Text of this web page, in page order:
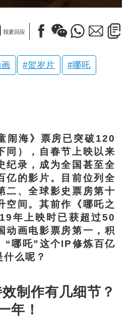
我要回应
贺岁片 哪吒
海》票房已突破120
同），自春节上映以来
纪录，成为全国甚至全
亿的影片。目前位列全
二、全球影史票房第十
空间。其前作《哪吒之
年上映时已获超过50
动画电影票房第一，积
“哪吒”这个IP修炼百亿
么呢？
效制作有几细节？
年！